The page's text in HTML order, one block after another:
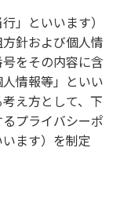
」といいます）
針および個人情
をその内容に含
情報等」といい
え方として、下
プライバシーポ
ます）を制定